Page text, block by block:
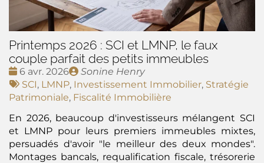
Printemps 2026 : SCI et LMNP, le faux
couple parfait des petits immeubles
Date
:
6 avr. 2026
Publié
par
Sonine Henry
Tags
:
SCI, LMNP, Investissement Immobilier, Stratégie
Patrimoniale, Fiscalité Immobilière
En 2026, beaucoup d'investisseurs mélangent SCI
et LMNP pour leurs premiers immeubles mixtes,
persuadés d'avoir "le meilleur des deux mondes".
Montages bancals, requalification fiscale, trésorerie